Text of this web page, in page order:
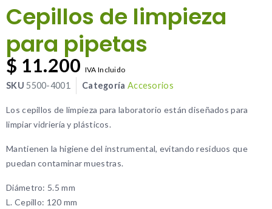
Cepillos de limpieza
para pipetas
$ 11.200 IVA Incluido
SKU5500-4001 Categoría Accesorios
Los cepillos de limpieza para laboratorio están diseñados para
limpiar vidriería y plásticos.
Mantienen la higiene del instrumental, evitando residuos que
puedan contaminar muestras.
Diámetro: 5.5 mm
L. Cepillo: 120 mm